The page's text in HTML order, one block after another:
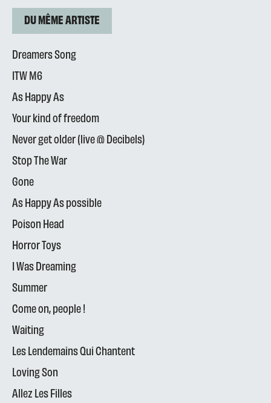
DU MÊME ARTISTE
Dreamers Song
ITW M6
As Happy As
Your kind of freedom
Never get older (live @ Decibels)
Stop The War
Gone
As Happy As possible
Poison Head
Horror Toys
I Was Dreaming
Summer
Come on, people !
Waiting
Les Lendemains Qui Chantent
Loving Son
Allez Les Filles